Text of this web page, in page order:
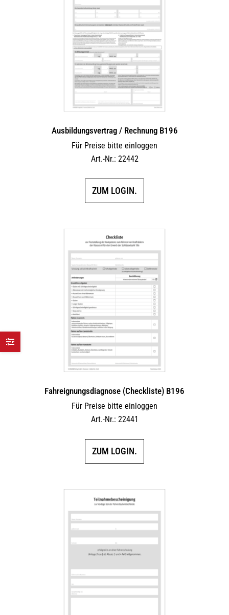
Ausbildungsvertrag / Rechnung B196
Für Preise bitte einloggen
Art.-Nr.: 22442
ZUM LOGIN.
Fahreignungsdiagnose (Checkliste) B196
Für Preise bitte einloggen
Art.-Nr.: 22441
ZUM LOGIN.